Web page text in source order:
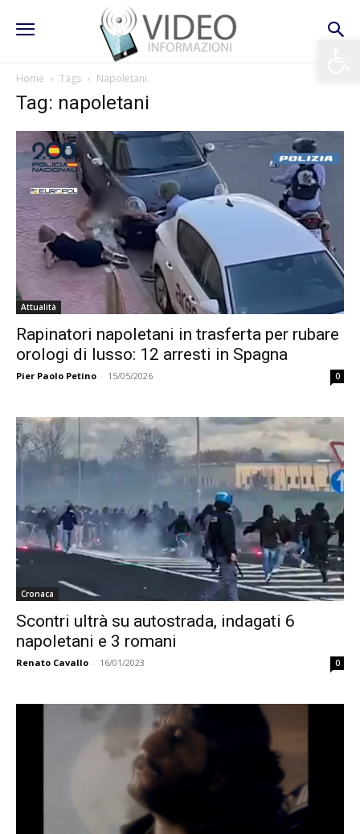
Home Tags Napoletani
Tag: napoletani
Attualità
Rapinatori napoletani in trasferta per rubare
orologi di lusso: 12 arresti in Spagna
Pier Paolo Petino - 15/05/2026 0
Cronaca
Scontri ultrà su autostrada, indagati 6
napoletani e 3 romani
Renato Cavallo - 16/01/2023 0